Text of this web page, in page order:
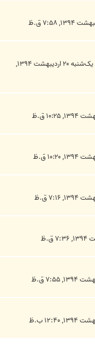
یک‌شنبه ۲۰ اردیبهشت ۱۳۹۴,